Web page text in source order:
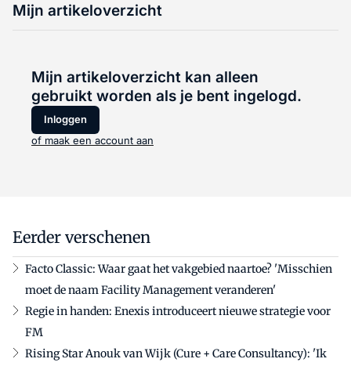
Mijn artikeloverzicht
Mijn artikeloverzicht kan alleen
gebruikt worden als je bent ingelogd.
Inloggen
of maak een account aan
Eerder verschenen
Facto Classic: Waar gaat het vakgebied naartoe? 'Misschien
moet de naam Facility Management veranderen'
Regie in handen: Enexis introduceert nieuwe strategie voor
FM
Rising Star Anouk van Wijk (Cure + Care Consultancy): 'Ik